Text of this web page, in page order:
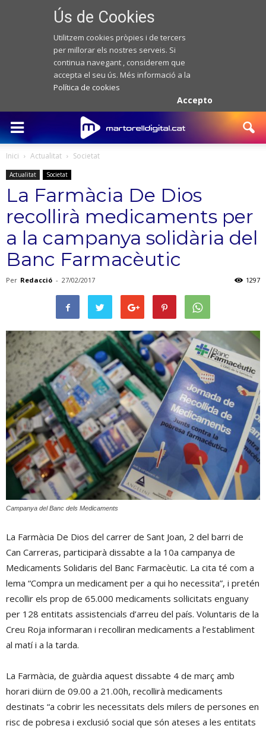
Ús de Cookies
Utilitzem cookies pròpies i de tercers
per millorar els nostres serveis. Si
continua navegant , considerem que
accepta el seu ús. Més informació a la
Política de cookies
Accepto
Inici Actualitat Societat
Actualitat Societat
La Farmàcia De Dios
recollirà medicaments per
a la campanya solidària del
Banc Farmacèutic
Per Redacció - 27/02/2017 1297
Campanya del Banc dels Medicaments
La Farmàcia De Dios del carrer de Sant Joan, 2 del barri de
Can Carreras, participarà dissabte a la 10a campanya de
Medicaments Solidaris del Banc Farmacèutic. La cita té com a
lema “Compra un medicament per a qui ho necessita”, i pretén
recollir els prop de 65.000 medicaments sol·licitats enguany
per 128 entitats assistencials d’arreu del país. Voluntaris de la
Creu Roja informaran i recolliran medicaments a l’establiment
al matí i a la tarda.
La Farmàcia, de guàrdia aquest dissabte 4 de març amb
horari diürn de 09.00 a 21.00h, recollirà medicaments
destinats “a cobrir les necessitats dels milers de persones en
risc de pobresa i exclusió social que són ateses a les entitats